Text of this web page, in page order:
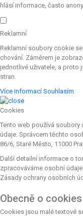
hlásí informace, často
Reklamní
Reklamní soubory cookie
chování. Záměrem je
jednotlivé uživatele, a proto
stran.
Více informací Souhlasím
Cookies
Tento web používá
údaje. Správcem těchto
86/6, Staré Město, 11000
Další detailní informace o
zpracováváme osobní
Zásady ochrany osobních
Obecně o cookies
Cookies jsou malé textové